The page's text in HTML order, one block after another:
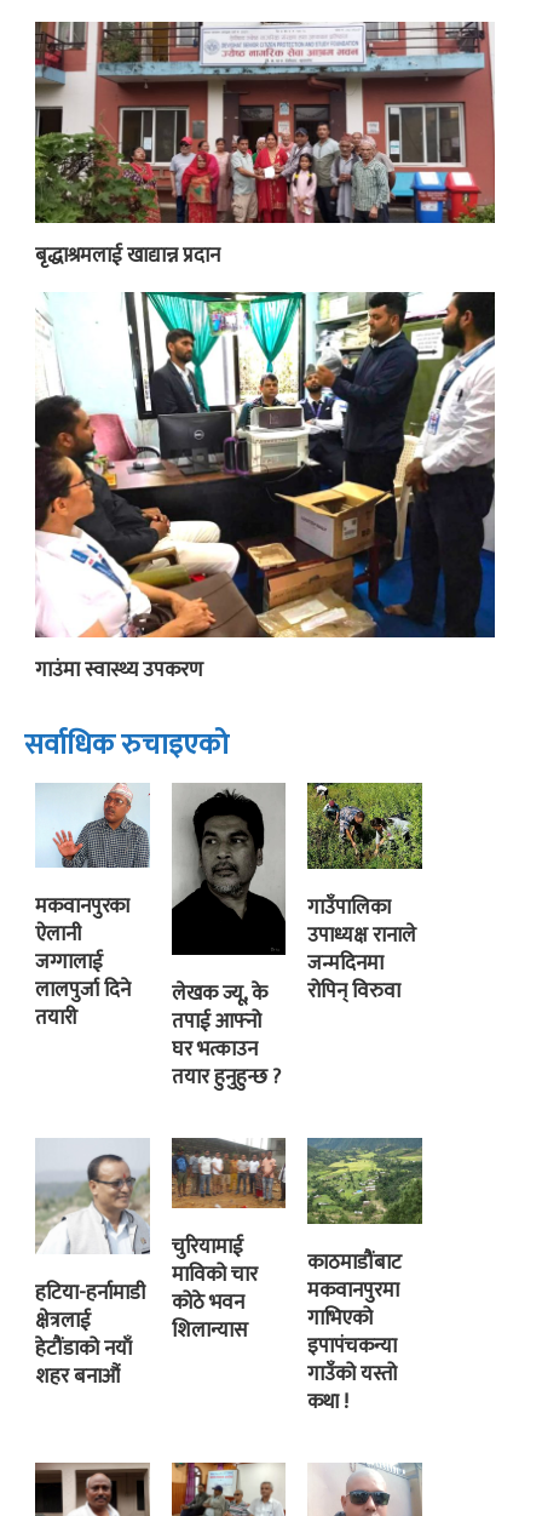
बृद्धाश्रमलाई खाद्यान्न प्रदान
गाउंमा स्वास्थ्य उपकरण
सर्वाधिक रुचाइएको
मकवानपुरका
ऐलानी
जग्गालाई
लालपुर्जा दिने
तयारी
लेखक ज्यू, के
तपाई आफ्नो
घर भत्काउन
तयार हुनुहुन्छ ?
गाउँपालिका
उपाध्यक्ष रानाले
जन्मदिनमा
रोपिन् विरुवा
हटिया-हर्नामाडी
क्षेत्रलाई
हेटौंडाको नयाँ
शहर बनाऔं
चुरियामाई
माविको चार
कोठे भवन
शिलान्यास
काठमाडौंबाट
मकवानपुरमा
गाभिएको
इपापंचकन्या
गाउँको यस्तो
कथा !